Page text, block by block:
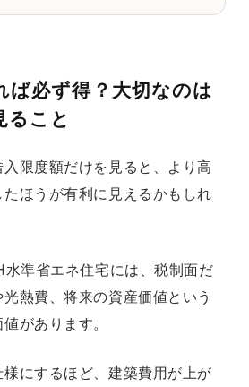
ば必ず得？大切なのは
ること
限度額だけを見ると、より高
ほうが有利に見えるかもしれ
準省エネ住宅には、税制面だ
熱費、将来の資産価値という
があります。
にするほど、建築費用が上が